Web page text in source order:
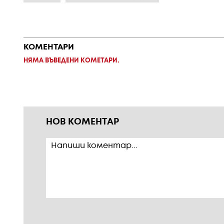
КОМЕНТАРИ
НЯМА ВЪВЕДЕНИ КОМЕТАРИ.
НОВ КОМЕНТАР